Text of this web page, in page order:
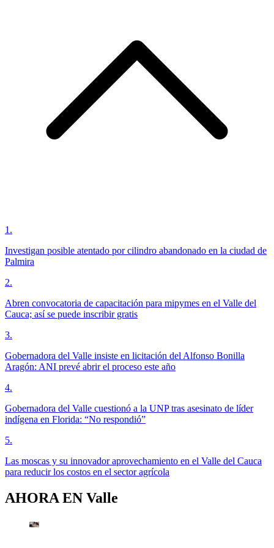
1.
Investigan posible atentado por cilindro abandonado en la ciudad de
Palmira
2.
Abren convocatoria de capacitación para mipymes en el Valle del
Cauca; así se puede inscribir gratis
3.
Gobernadora del Valle insiste en licitación del Alfonso Bonilla
Aragón: ANI prevé abrir el proceso este año
4.
Gobernadora del Valle cuestionó a la UNP tras asesinato de líder
indígena en Florida: “No respondió”
5.
Las moscas y su innovador aprovechamiento en el Valle del Cauca
para reducir los costos en el sector agrícola
AHORA EN Valle